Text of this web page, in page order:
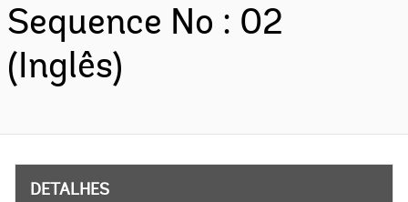
Sequence No : 02
(Inglês)
DETALHES